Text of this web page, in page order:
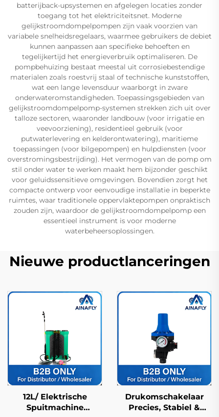
batterijback-upsystemen en afgelegen locaties zonder
toegang tot het elektriciteitsnet. Moderne
gelijkstroomdompelpompen zijn vaak voorzien van
variabele snelheidsregelaars, waarmee gebruikers de debiet
kunnen aanpassen aan specifieke behoeften en
tegelijkertijd het energieverbruik optimaliseren. De
pompbehuizing bestaat meestal uit corrosiebestendige
materialen zoals roestvrij staal of technische kunststoffen,
wat een lange levensduur waarborgt in zware
onderwateromstandigheden. Toepassingsgebieden van
gelijkstroomdompelpomp-systemen strekken zich uit over
talloze sectoren, waaronder landbouw (voor irrigatie en
veevoorziening), residentieel gebruik (voor
putwaterlevering en kelderontwatering), maritieme
toepassingen (voor bilgepompen) en hulpdiensten (voor
overstromingsbestrijding). Het vermogen van de pomp om
stil onder water te werken maakt hem bijzonder geschikt
voor geluidssensitieve omgevingen. Bovendien zorgt het
compacte ontwerp voor eenvoudige installatie in beperkte
ruimtes, waar traditionele oppervlaktepompen onpraktisch
zouden zijn, waardoor de gelijkstroomdompelpomp een
essentieel instrument is voor moderne
waterbeheersoplossingen.
Nieuwe productlanceringen
12L/ Elektrische
Spuitmachine
Drukomschakelaar
Precies, Stabiel &